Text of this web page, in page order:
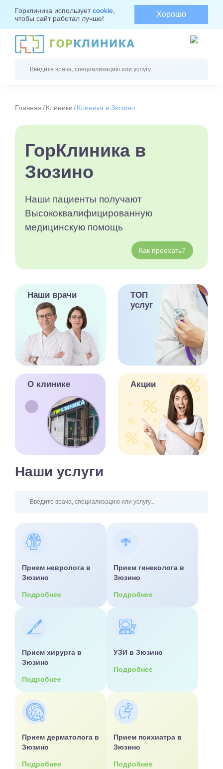
Горклиника используетcookie
чтобы сайт работал лучше!
Хорошо
Главная Клиники Клиника в Зюзино
ГорКлиника в
Зюзино
Наши пациенты получают
Высококвалифицированную
медицинскую помощь
Как проехать?
Наши врачи
ТОП
услуг
О клинике Акции
Наши услуги
Прием невролога в
Зюзино
Подробнее
Прием гинеколога в
Зюзино
Подробнее
Прием хирурга в
Зюзино
Подробнее
УЗИ в Зюзино
Подробнее
Прием дерматолога в
Зюзино
Подробнее
Прием психиатра в
Зюзино
Подробнее